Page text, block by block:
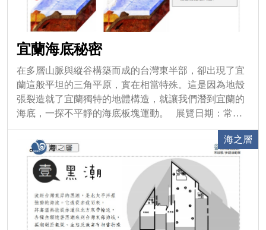
宜蘭海底秘密
在多層山脈與縱谷構築而成的台灣東半部，卻出現了宜
蘭這般平坦的三角平原，實在相當特殊。這是因為地殼
張裂造就了宜蘭獨特的地體構造，就讓我們潛到宜蘭的
海底，一探不平靜的海底板塊運動。 展覽日期：常設
展2010年10月16日起~
海之層